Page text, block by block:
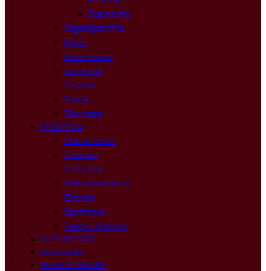
Segreteria
Organigramma
PTOF
Dove Siamo
Comitato
Genitori
Storia
Sicurezza
DIDATTICA
Libri di Testo
Curricolo
d’Istituto
Orientamento in
Entrata
Eportfolio
Centro Sportivo
RICEVIMENTO
ISCRIZIONI
SERVIZI ONLINE